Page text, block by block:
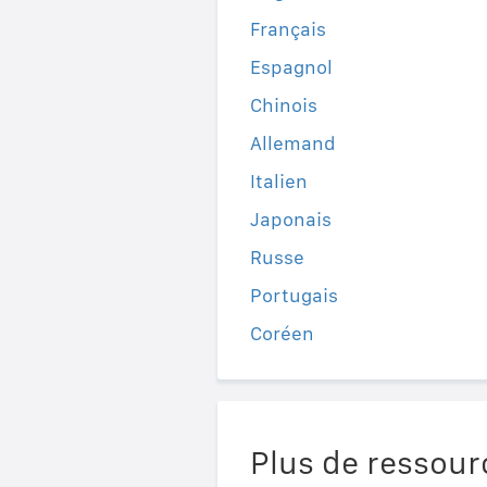
Français
Espagnol
Chinois
Allemand
Italien
Japonais
Russe
Portugais
Coréen
Plus de